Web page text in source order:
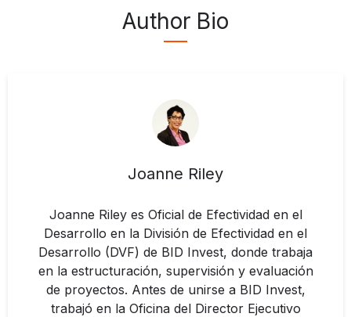
Author Bio
Joanne Riley
Joanne Riley es Oficial de Efectividad en el
Desarrollo en la División de Efectividad en el
Desarrollo (DVF) de BID Invest, donde trabaja
en la estructuración, supervisión y evaluación
de proyectos. Antes de unirse a BID Invest,
trabajó en la Oficina del Director Ejecutivo